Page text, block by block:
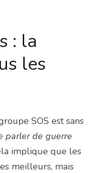
: la
les
SOS est sans
parler de guerre
implique que les
meilleurs, mais